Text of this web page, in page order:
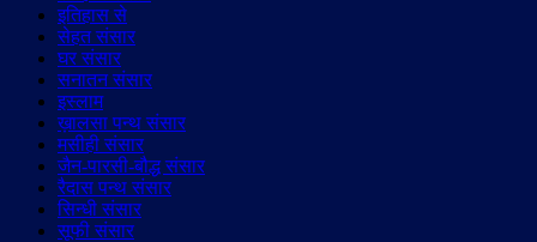
इतिहास से
सेहत संसार
घर संसार
सनातन संसार
इस्लाम
ख़ालसा पन्थ संसार
मसीही संसार
जैन-पारसी-बौद्ध संसार
रैदास पन्थ संसार
सिन्धी संसार
सूफी संसार